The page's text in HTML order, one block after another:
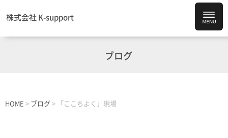
株式会社 K-support
ブログ
HOME > ブログ > 「ここちよく」現場